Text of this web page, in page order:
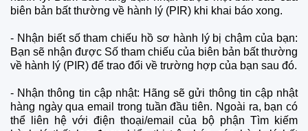
biên bản bất thường về hành lý (PIR) khi khai báo xong.
- Nhận biết số tham chiếu hồ sơ hành lý bị chậm của bạn:
Bạn sẽ nhận được Số tham chiếu của biên bản bất thường
về hành lý (PIR) để trao đổi về trường hợp của bạn sau đó.
- Nhận thông tin cập nhật: Hãng sẽ gửi thông tin cập nhật
hàng ngày qua email trong tuần đầu tiên. Ngoài ra, bạn có
thể liên hệ với điện thoại/email của bộ phận Tìm kiếm